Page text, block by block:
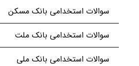
سوالات استخدامی بانک مسکن
سوالات استخدامی بانک ملت
سوالات استخدامی بانک ملی